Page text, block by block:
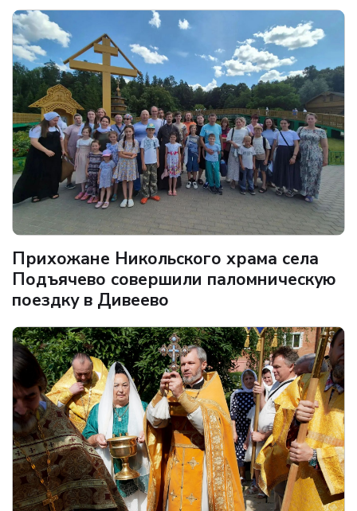
Прихожане Никольского храма села
Подъячево совершили паломническую
поездку в Дивеево